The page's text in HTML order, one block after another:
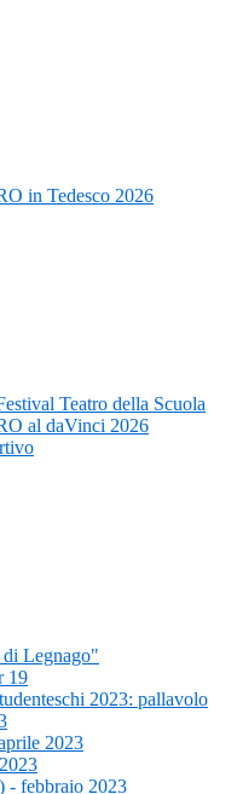
in Tedesco 2026
Teatro della Scuola
al daVinci 2026
Legnago"
19
2023: pallavolo
2023
- febbraio 2023